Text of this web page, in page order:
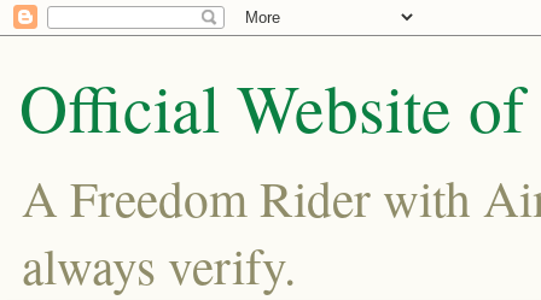
Official Website
A Freedom Rider with
always verify.